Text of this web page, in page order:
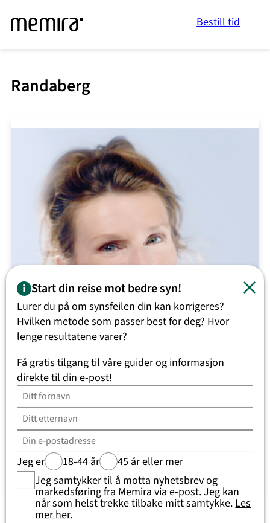
Bestill tid
Randaberg
Publisert på 5 mars 2018
Linda Reianes
Livet mitt før jeg tok kontakt med Memira var ett mareritt! De
siste 10 årene mine har vært ett en stor utfordring da jeg
plutselig…
Les mer:
Linda
Reianes
Start din reise mot bedre syn!
Lurer du på om synsfeilen din kan korrigeres?
Hvilken metode som passer best for deg? Hvor
lenge resultatene varer?
Få gratis tilgang til våre guider og informasjon
direkte til din e-post!
Jeg er 18-44 år
45 år eller mer
Jeg samtykker til å motta nyhetsbrev og
markedsføring fra Memira via e-post. Jeg kan
når som helst trekke tilbake mitt samtykke. Les
mer her.